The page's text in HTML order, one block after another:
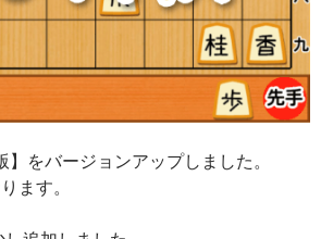
をバージョンアップしました。
ます。